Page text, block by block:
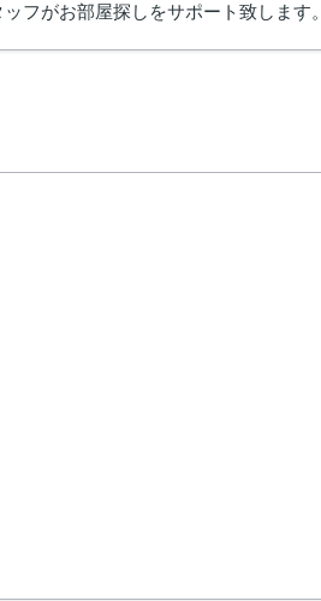
フがお部屋探しをサポート致します。